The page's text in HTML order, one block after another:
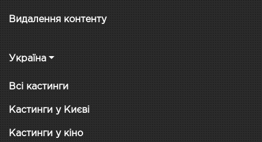
Видалення контенту
Україна
Всі кастинги
Кастинги у Києві
Кастинги у кіно